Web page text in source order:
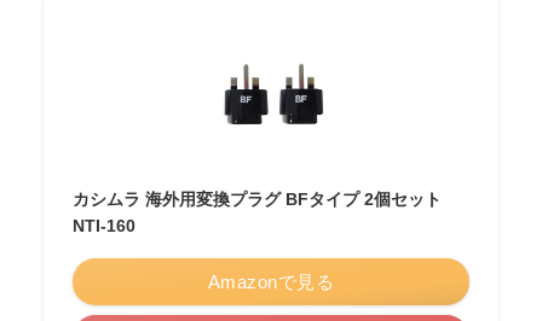
カシムラ 海外用変換プラグ BFタイプ 2個セット
NTI-160
Amazonで見る